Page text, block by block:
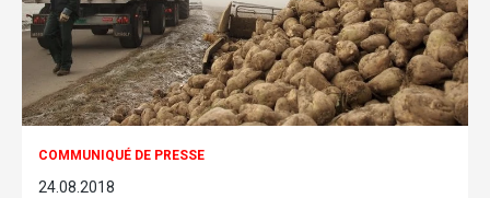
COMMUNIQUÉ DE PRESSE
24.08.2018